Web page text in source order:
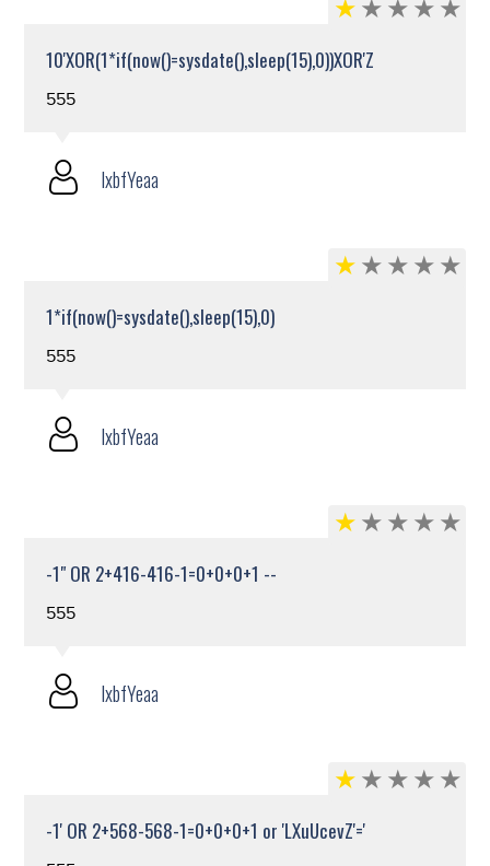
10'XOR(1*if(now()=sysdate(),sleep(15),0))XOR'Z
555
lxbfYeaa
1*if(now()=sysdate(),sleep(15),0)
555
lxbfYeaa
-1" OR 2+416-416-1=0+0+0+1 --
555
lxbfYeaa
-1' OR 2+568-568-1=0+0+0+1 or 'LXuUcevZ'='